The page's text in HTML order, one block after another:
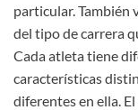
particular. También
del tipo de carrera
Cada atleta tiene
características
diferentes en ella.